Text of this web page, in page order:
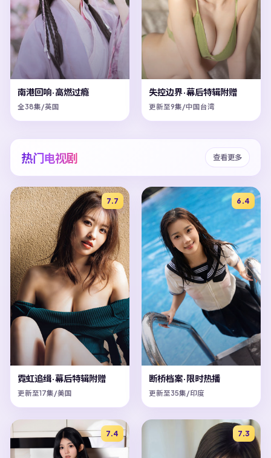
南港回响·高燃过瘾
全38集/英国
失控边界·幕后特辑附赠
更新至9集/中国台湾
热门电视剧 查看更多
7.7
霓虹追缉·幕后特辑附赠
更新至17集/美国
6.4
断桥档案·限时热播
更新至35集/印度
7.4 7.3